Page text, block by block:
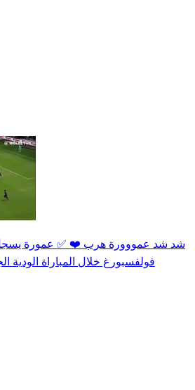
شد شد عمووورة هرب ❤️ ✅ عمورة
فولفسبورغ خلال المباراة الودية